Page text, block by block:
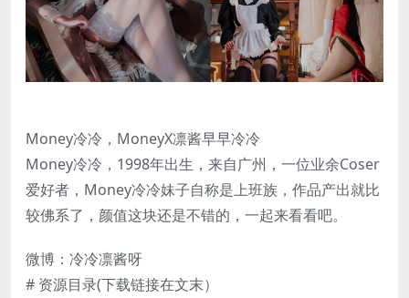
Money冷冷，MoneyX凛酱早早冷冷
Money冷冷，1998年出生，来自广州，一位业余Coser
爱好者，Money冷冷妹子自称是上班族，作品产出就比
较佛系了，颜值这块还是不错的，一起来看看吧。
微博：冷冷凛酱呀
# 资源目录(下载链接在文末）